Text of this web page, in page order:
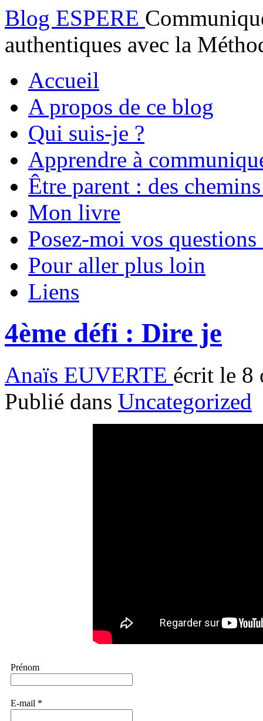
Blog ESPERE
authentiques avec la
Accueil
A propos de ce blog
Qui suis-je ?
Apprendre à
Être parent : des
Mon livre
Posez-moi vos
Pour aller plus loin
Liens
4ème défi : Dire je
Anaïs EUVERTE écrit le 8
Publié dans Uncategorized
Prénom
E-mail *